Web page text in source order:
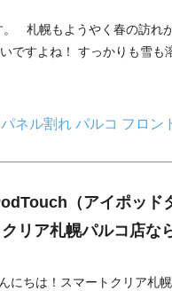
札幌もようやく春の訪れ
ですよね！ すっかりも雪も
パネル割れ パルコ フロン
（アイポッド
クリア札幌パルコ店な
にちは！スマートクリア札